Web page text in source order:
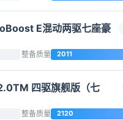
E混动两驱七座豪
整备质量 2011
四驱旗舰版（七
整备质量 2120